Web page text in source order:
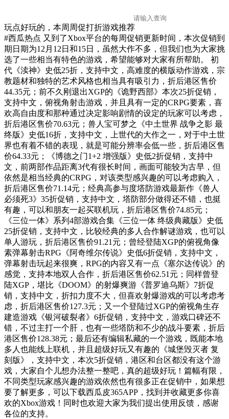
玩点好玩的，本周周促打折游戏推荐
#西瓜热点 又到了Xbox平台的每周促销更新时间，本次促销到
期日期为12月12日和15日，虽然大作不多，但我们也为大家挑
选了一些相当有特色的游戏，希望能够对大家有所帮助。 初
代《渎神》史低25折，支持中文，高难度的横版动作游戏，宗
教题材和独特的艺术风格也相当具有吸引力，折后港区售价
44.35元；前不久刚退出XGP的《诡野西部》本次25折促销，
支持中文，俯视角射击游戏，并且具有一定的CRPG要素，喜
欢高自由度和那种通过决定影响剧情的设定的玩家可以考虑，
折后港区售价70.63元；兽人宝可梦之《中土世界 战争之影 最
终版》史低16折，支持中文，上世代的大作之一，对于中土世
界也有着不错的表现，就是可能分辨率会低一些，折后港区售
价64.33元；《博德之门1+2 增强版》史低2折促销，支持中
文，前两部作品距离3代有很长时间，画面可能较为古早，但
依然是相当经典的CRPG，对该类型感兴趣的可以考虑购入，
折后港区售价71.14元；经典高参与度塔防游戏最新作《兽人
必须死3》35折促销，支持中文，塔防部分做得还不错，也挺
有趣，可以和朋友一起买联机玩，折后港区售价74.85元；
《三位一体》系列4部游戏合集《三位一体 终级典藏版》史低
25折促销，支持中文，比较经典的多人合作解谜游戏，也可以
单人游玩，折后港区售价91.21元；曾经登陆XGP的俯视角像
素弹幕射击RPG《阿奇维尔传说》史低6折促销，支持中文，
弹幕射击玩起来很爽，RPG的内容又有一点《塞尔达传说》的
感觉，支持本地双人合作，折后港区售价62.51元；同样曾登
陆XGP，堪比《DOOM》的射爆爽游《普罗迪乌斯》7折促
销，支持中文，折扣力度不大，但喜欢射爆游戏的可以考虑考
虑，折后港区售价127.3元；又一个登陆过XGP的俯视角生存
建造游戏《银河破裂者》6折促销，支持中文，游戏口碑还不
错，不过主打一个肝，也有一些塔防和不少的战斗要素，折后
港区售价128.38元；最后还有编辑私藏的一个游戏，既能本地
多人也能线上联机，并且超级好玩又有趣的《城堡毁灭者 复
刻版》，支持中文，本次5折促销，港区和台区都没有这个游
戏，大家自个儿想办法整一整吧，真的超级好玩！篇幅有限，
不同类型玩家感兴趣的游戏依然也有很多正在促销中，如果想
要了解更多，可以下载西瓜皮365APP，找到并收藏更多你喜
欢的Xbox游戏！同时也欢迎大家为我们提出使用反馈，感谢
各位的支持。